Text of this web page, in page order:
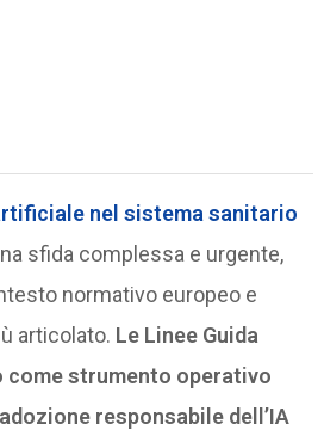
nel sistema sanitario
sfida complessa e urgente,
normativo europeo e
articolato. Le Linee Guida
come strumento operativo
responsabile dell’IA